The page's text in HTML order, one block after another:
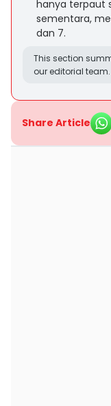
hanya terpaut
sementara,
dan 7.
This section
our editorial team.
Share Article